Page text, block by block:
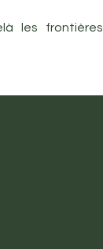
les frontières